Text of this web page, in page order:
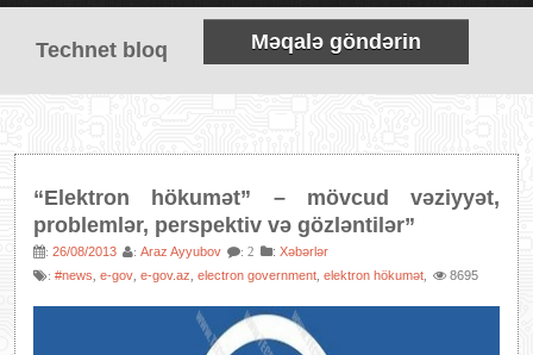
SUAL-CAVAB
TECHNET TV
MƏQALƏLƏR
PROQRAMLAR
AVADANLIQLAR
XƏBƏRLƏR
Technet bloq Məqalə göndərin
“Elektron hökumət” – mövcud vəziyyət,
problemlər, perspektiv və gözləntilər”
: 26/08/2013 : Araz Ayyubov : 2 : Xəbərlər
: #news e-gov e-gov.az electron government elektron hökumət 8695